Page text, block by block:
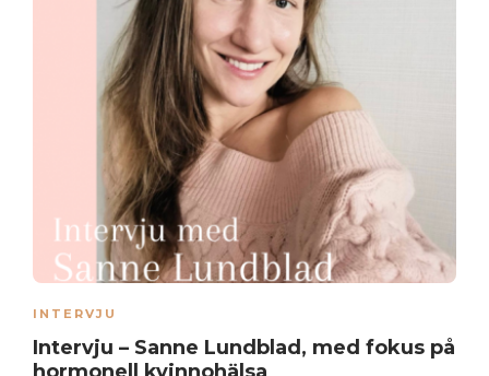
INTERVJU
Intervju – Sanne Lundblad, med fokus på